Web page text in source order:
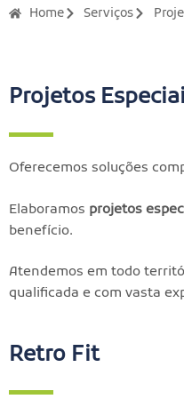
Home Serviços
Projetos
Oferecemos soluções
Elaboramos projetos
benefício.
Atendemos em todo
qualificada e com vasta
Retro Fit